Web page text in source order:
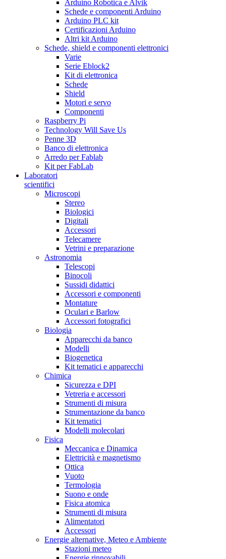
Arduino Robotica e Alvik
Schede e componenti Arduino
Arduino PLC kit
Certificazioni Arduino
Altri kit Arduino
Schede, shield e componenti elettronici
Varie
Serie Eblock2
Kit di elettronica
Schede
Shield
Motori e servo
Componenti
Raspberry Pi
Technology Will Save Us
Penne 3D
Banco di elettronica
Arredo per Fablab
Kit per FabLab
Laboratori
scientifici
Microscopi
Stereo
Biologici
Digitali
Accessori
Telecamere
Vetrini e preparazione
Astronomia
Telescopi
Binocoli
Sussidi didattici
Accessori e componenti
Montature
Oculari e Barlow
Accessori fotografici
Biologia
Apparecchi da banco
Modelli
Biogenetica
Kit tematici e apparecchi
Chimica
Sicurezza e DPI
Vetreria e accessori
Strumenti di misura
Strumentazione da banco
Kit tematici
Modelli molecolari
Fisica
Meccanica e Dinamica
Elettricità e magnetismo
Ottica
Vuoto
Termologia
Suono e onde
Fisica atomica
Strumenti di misura
Alimentatori
Accessori
Energie alternative, Meteo e Ambiente
Stazioni meteo